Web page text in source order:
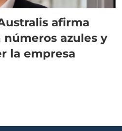
afirma
azules y
la empresa